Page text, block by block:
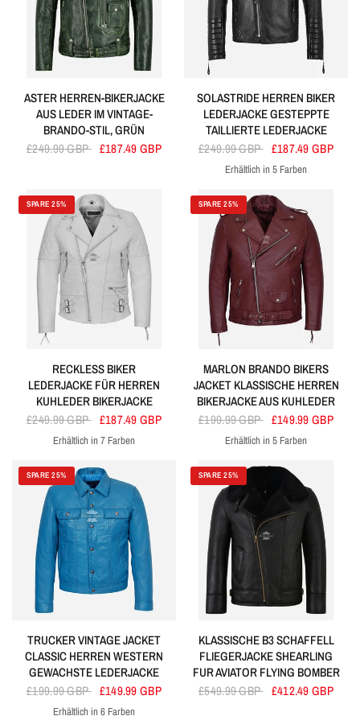
ASTER HERREN-BIKERJACKE
AUS LEDER IM VINTAGE-
BRANDO-STIL, GRÜN
£249.99 GBP £187.49 GBP
SOLASTRIDE HERREN BIKER
LEDERJACKE GESTEPPTE
TAILLIERTE LEDERJACKE
£249.99 GBP £187.49 GBP
Schwarz
Kirsche
GrauMarine
Rot
Erhältlich in 5 Farben
SPARE 25%
RECKLESS BIKER
LEDERJACKE FÜR HERREN
KUHLEDER BIKERJACKE
£249.99 GBP £187.49 GBP
WeissMarine
OliveBräunen
Kirsche
Blau
Erhältlich in 7 Farben
SPARE 25%
MARLON BRANDO BIKERS
JACKET KLASSISCHE HERREN
BIKERJACKE AUS KUHLEDER
£199.99 GBP £149.99 GBP
Kirsche
BlauRotOliveMarine
Erhältlich in 5 Farben
SPARE 25%
TRUCKER VINTAGE JACKET
CLASSIC HERREN WESTERN
GEWACHSTE LEDERJACKE
£199.99 GBP £149.99 GBP
Erhältlich in 6 Farben
SPARE 25%
KLASSISCHE B3 SCHAFFELL
FLIEGERJACKE SHEARLING
FUR AVIATOR FLYING BOMBER
£549.99 GBP £412.49 GBP